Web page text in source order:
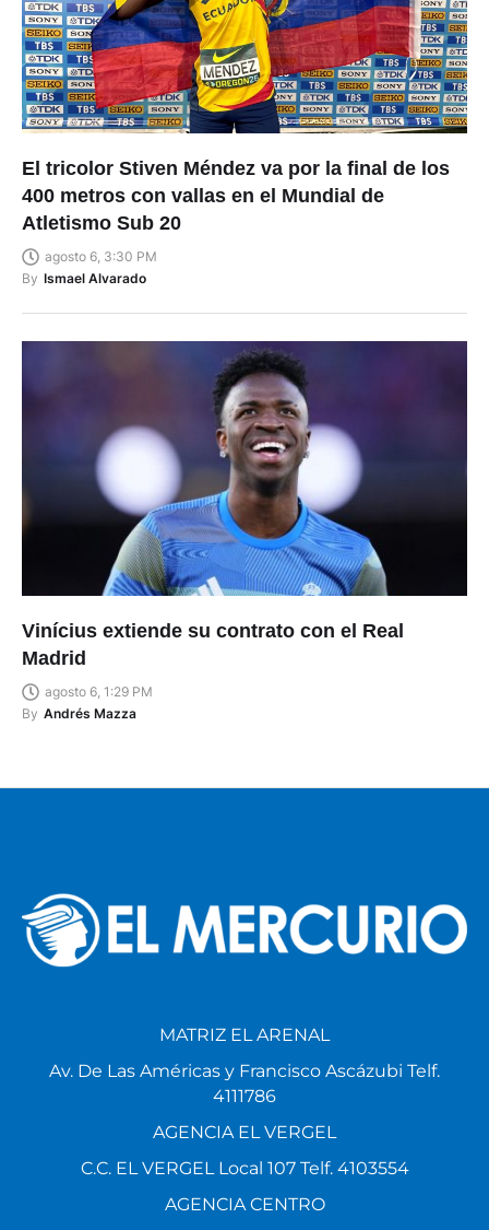
El tricolor Stiven Méndez va por la final de los
400 metros con vallas en el Mundial de
Atletismo Sub 20
agosto 6, 3:30 PM
By Ismael Alvarado
Vinícius extiende su contrato con el Real
Madrid
agosto 6, 1:29 PM
By Andrés Mazza
MATRIZ EL ARENAL
Av. De Las Américas y Francisco Ascázubi Telf.
4111786
AGENCIA EL VERGEL
C.C. EL VERGEL Local 107 Telf. 4103554
AGENCIA CENTRO